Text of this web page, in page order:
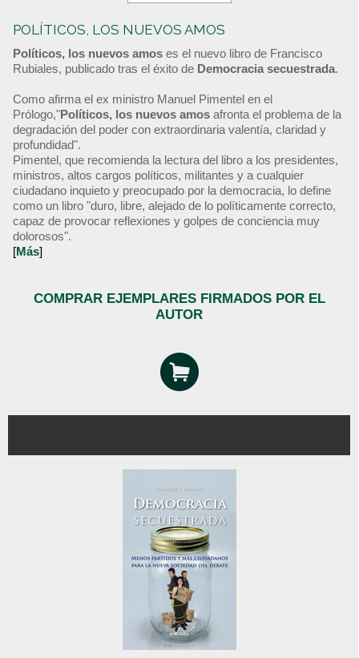
POLÍTICOS, LOS NUEVOS AMOS
Políticos, los nuevos amos es el nuevo libro de Francisco
Rubiales, publicado tras el éxito de Democracia secuestrada.
Como afirma el ex ministro Manuel Pimentel en el
Prólogo,"Políticos, los nuevos amos afronta el problema de la
degradación del poder con extraordinaria valentía, claridad y
profundidad".
Pimentel, que recomienda la lectura del libro a los presidentes,
ministros, altos cargos políticos, militantes y a cualquier
ciudadano inquieto y preocupado por la democracia, lo define
como un libro "duro, libre, alejado de lo políticamente correcto,
capaz de provocar reflexiones y golpes de conciencia muy
dolorosos".
[Más]
COMPRAR EJEMPLARES FIRMADOS POR EL
AUTOR